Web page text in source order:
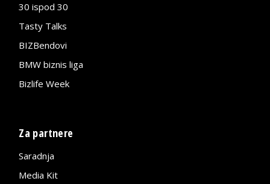
30 ispod 30
Tasty Talks
BIZBendovi
BMW biznis liga
Bizlife Week
Za partnere
Saradnja
Media Kit